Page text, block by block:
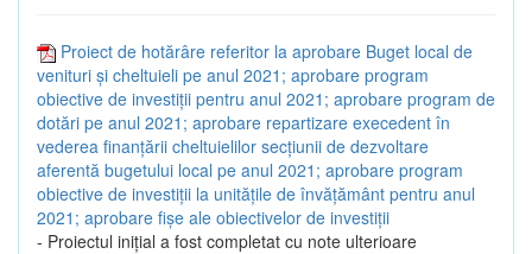
Proiect de hotărâre referitor la aprobare Buget local de
venituri și cheltuieli pe anul 2021; aprobare program
obiective de investiții pentru anul 2021; aprobare program de
dotări pe anul 2021; aprobare repartizare execedent în
vederea finanțării cheltuielilor secțiunii de dezvoltare
aferentă bugetului local pe anul 2021; aprobare program
obiective de investiții la unitățile de învățământ pentru anul
2021; aprobare fișe ale obiectivelor de investiții
- Proiectul inițial a fost completat cu note ulterioare